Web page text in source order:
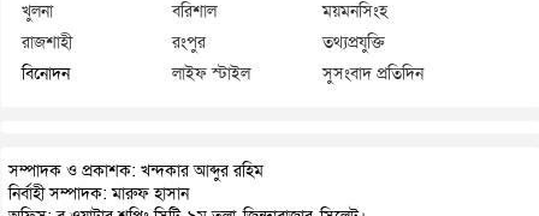
খুলনা
বরিশাল
ময়মনসিংহ
রাজশাহী
রংপুর
তথ্যপ্রযুক্তি
বিনোদন
লাইফ স্টাইল সুসংবাদ প্রতিদিন
সম্পাদক ও প্রকাশক: খন্দকার আব্দুর রহিম
নির্বাহী সম্পাদক: মারুফ হাসান